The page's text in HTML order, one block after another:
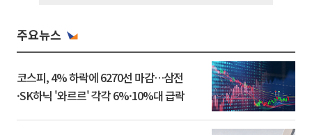
주요뉴스
코스피, 4% 하락에 6270선 마감…삼전
·SK하닉 '와르르' 각각 6%·10%대 급락